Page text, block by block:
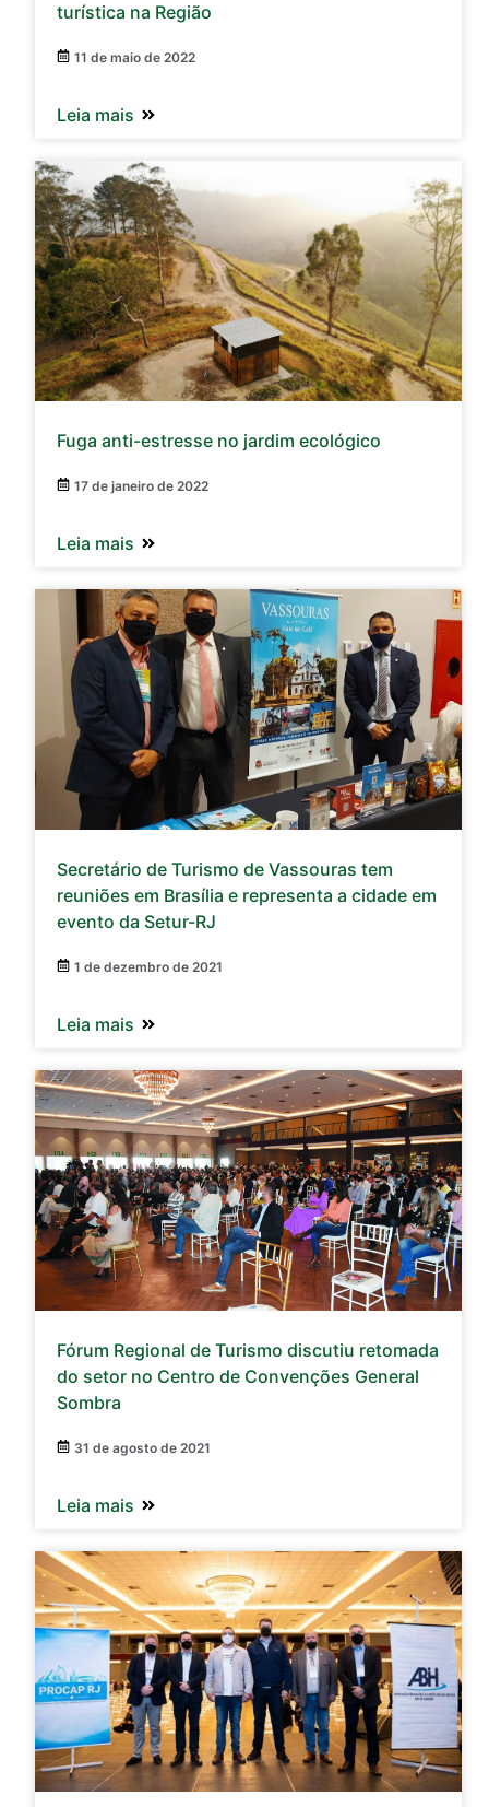
turística na Região
11 de maio de 2022
Leia mais
Fuga anti-estresse no jardim ecológico
17 de janeiro de 2022
Leia mais
Secretário de Turismo de Vassouras tem
reuniões em Brasília e representa a cidade em
evento da Setur-RJ
1 de dezembro de 2021
Leia mais
Fórum Regional de Turismo discutiu retomada
do setor no Centro de Convenções General
Sombra
31 de agosto de 2021
Leia mais